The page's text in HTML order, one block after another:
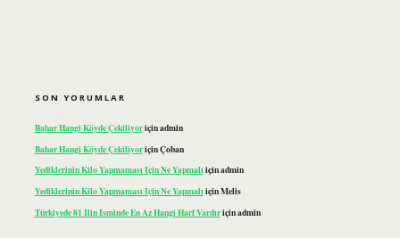
SON YORUMLAR
Bahar Hangi Köyde Çekiliyoriçinadmin
Bahar Hangi Köyde ÇekiliyoriçinÇoban
Yediklerinin Kilo Yapmaması Için Ne Yapmalıiçinadmin
Yediklerinin Kilo Yapmaması Için Ne YapmalıiçinMelis
Türkiyede 81 Ilin Isminde En Az Hangi Harf Vardıriçinadmin